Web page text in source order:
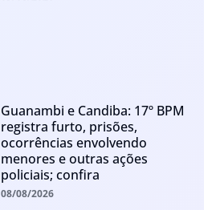
Guanambi e Candiba: 17º BPM
registra furto, prisões,
ocorrências envolvendo
menores e outras ações
policiais; confira
08/08/2026